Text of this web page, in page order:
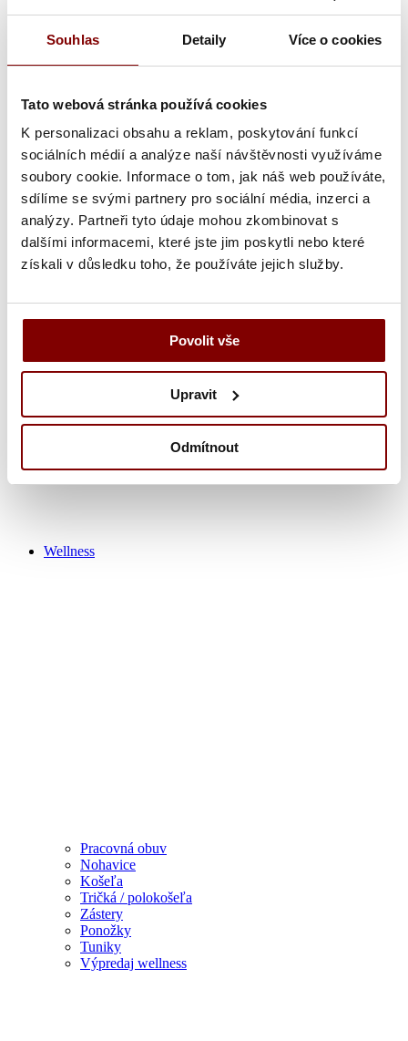
Souhlas Detaily Více o cookies
Tato webová stránka používá cookies
K personalizaci obsahu a reklam, poskytování funkcí
sociálních médií a analýze naší návštěvnosti využíváme
soubory cookie. Informace o tom, jak náš web používáte,
sdílíme se svými partnery pro sociální média, inzerci a
analýzy. Partneři tyto údaje mohou zkombinovat s
dalšími informacemi, které jste jim poskytli nebo které
získali v důsledku toho, že používáte jejich služby.
Povolit vše
Upravit
Odmítnout
Tričká / polokošeľa
Zdravotnícke plášťa
Čiapky
Wellness
Pracovná obuv
Nohavice
Košeľa
Tričká / polokošeľa
Zástery
Ponožky
Tuniky
Výpredaj wellness